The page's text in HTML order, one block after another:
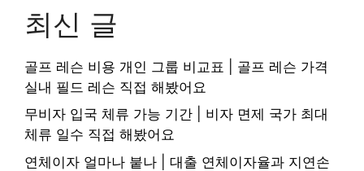
최신 글
골프 레슨 비용 개인 그룹 비교표 | 골프 레슨 가격
실내 필드 레슨 직접 해봤어요
무비자 입국 체류 가능 기간 | 비자 면제 국가 최대
체류 일수 직접 해봤어요
연체이자 얼마나 붙나 | 대출 연체이자율과 지연손